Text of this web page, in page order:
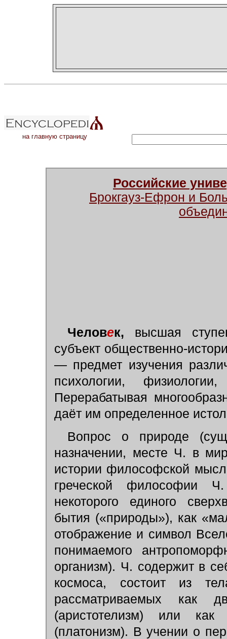
на главную страницу
Российские
Брокгауз-Ефрон и
Человек, высшая
субъект общественно-
— предмет изучения
психологии,
Перерабатывая
даёт им определенное
Вопрос о природе
назначении, месте Ч. в
истории философской
греческой философии
некоторого единого
бытия («природы»), как
отображение и символ
понимаемого
организм). Ч. содержит в
космоса, состоит из
рассматриваемых как
(аристотелизм) или
(платонизм). В учении о